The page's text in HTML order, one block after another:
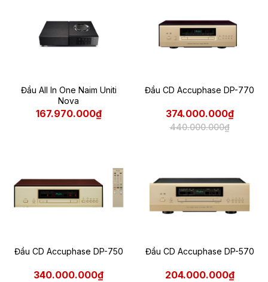
Đầu All In One Naim Uniti
Nova
167.970.000₫
Đầu CD Accuphase DP-770
374.000.000₫
440.000.000₫
Đầu CD Accuphase DP-750
340.000.000₫
Đầu CD Accuphase DP-570
204.000.000₫